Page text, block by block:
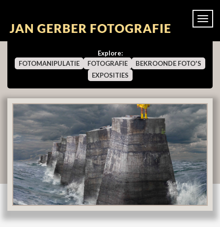
Explore:
FOTOMANIPULATIE
FOTOGRAFIE
BEKROONDE FOTO'S
EXPOSITIES